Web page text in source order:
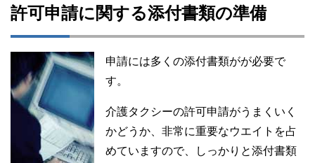
許可申請に関する添付書類の準備
申請には多くの添付書類がが必要で
す。
介護タクシーの許可申請がうまくいく
かどうか、非常に重要なウエイトを占
めていますので、しっかりと添付書類